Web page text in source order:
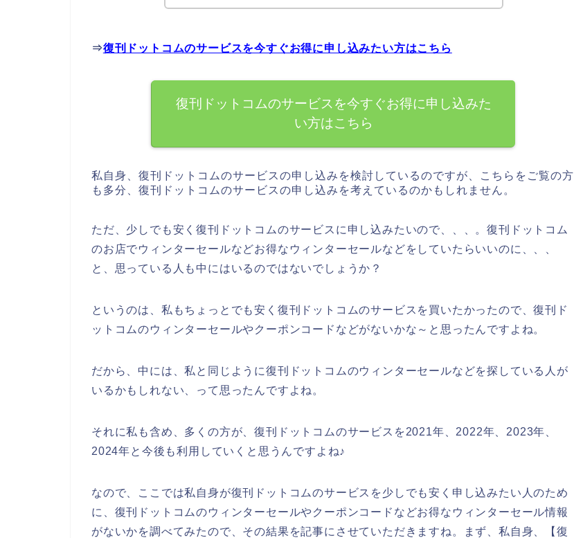
⇒復刊ドットコムのサービスを今すぐお得に申し込みたい方はこちら
復刊ドットコムのサービスを今すぐお得に申し込みた
い方はこちら
私自身、復刊ドットコムのサービスの申し込みを検討しているのですが、こちらをご覧の方
も多分、復刊ドットコムのサービスの申し込みを考えているのかもしれません。
ただ、少しでも安く復刊ドットコムのサービスに申し込みたいので、、、。復刊ドットコム
のお店でウィンターセールなどお得なウィンターセールなどをしていたらいいのに、、、
と、思っている人も中にはいるのではないでしょうか？
というのは、私もちょっとでも安く復刊ドットコムのサービスを買いたかったので、復刊ド
ットコムのウィンターセールやクーポンコードなどがないかな～と思ったんですよね。
だから、中には、私と同じように復刊ドットコムのウィンターセールなどを探している人が
いるかもしれない、って思ったんですよね。
それに私も含め、多くの方が、復刊ドットコムのサービスを2021年、2022年、2023年、
2024年と今後も利用していくと思うんですよね♪
なので、ここでは私自身が復刊ドットコムのサービスを少しでも安く申し込みたい人のため
に、復刊ドットコムのウィンターセールやクーポンコードなどお得なウィンターセール情報
がないかを調べてみたので、その結果を記事にさせていただきますね。まず、私自身、【復